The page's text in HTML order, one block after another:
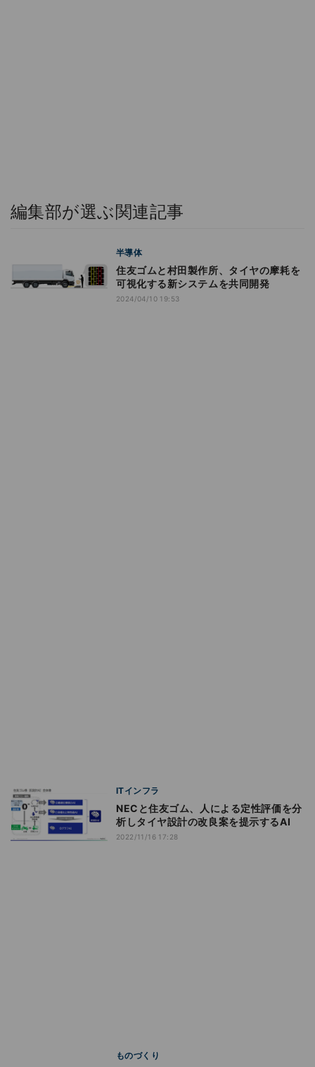
編集部が選ぶ関連記事
半導体
住友ゴムと村田製作所、タイヤの摩耗を
可視化する新システムを共同開発
2024/04/10 19:53
ITインフラ
NECと住友ゴム、人による定性評価を分
析しタイヤ設計の改良案を提示するAI
2022/11/16 17:28
ものづくり